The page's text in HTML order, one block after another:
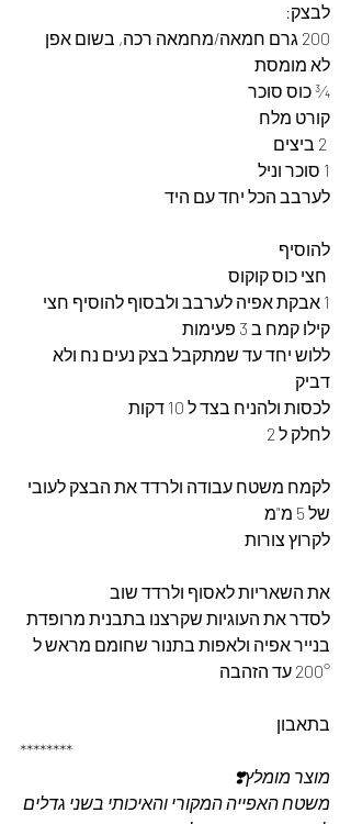
לבצק:
200 גרם חמאה/מחמאה רכה, בשום אפן
לא מומסת
¾ כוס סוכר
קורט מלח
1 סוכר וניל
לערבב הכל יחד עם היד
להוסיף
1 אבקת אפיה לערבב ולבסוף להוסיף חצי
קילו קמח ב 3 פעימות
ללוש יחד עד שמתקבל בצק נעים נח ולא
דביק
לכסות ולהניח בצד ל 10 דקות
לחלק ל 2
לקמח משטח עבודה ולרדד את הבצק לעובי
של 5 מ"מ
לקרוץ צורות
את השאריות לאסוף ולרדד שוב
לסדר את העוגיות שקרצנו בתבנית מרופדת
בנייר אפיה ולאפות בתנור שחומם מראש ל
200° עד הזהבה
בתאבון
********
מוצר מומלץ❣️
משטח האפייה המקורי והאיכותי בשני גדלים